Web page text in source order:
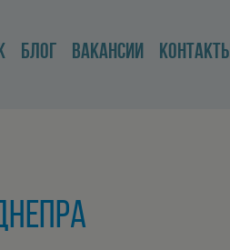
БЛОГ ВАКАНСИИ КОНТАКТЫ